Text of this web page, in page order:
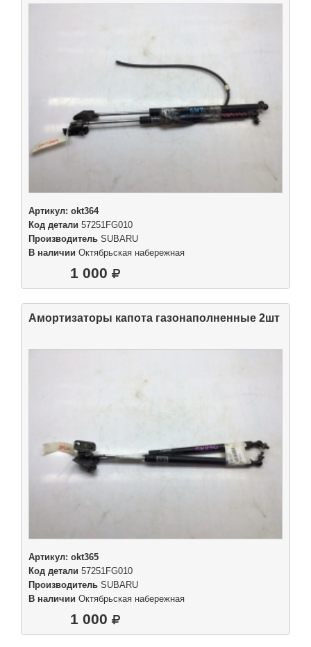
Артикул: okt364
Код детали 57251FG010
Производитель SUBARU
В наличии Октябрьская набережная
1 000
Амортизаторы капота газонаполненные 2шт
Артикул: okt365
Код детали 57251FG010
Производитель SUBARU
В наличии Октябрьская набережная
1 000